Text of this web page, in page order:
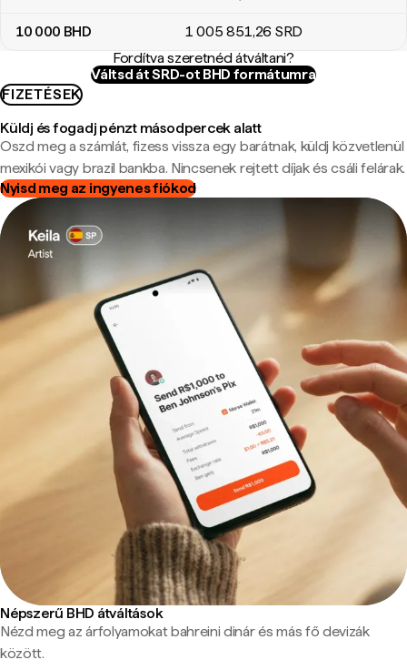
10 000 BHD 1 005 851,26 SRD
Fordítva szeretnéd átváltani?
Váltsd át SRD-ot BHD formátumra
FIZETÉSEK
Küldj és fogadj pénzt másodpercek alatt
Oszd meg a számlát, fizess vissza egy barátnak, küldj közvetlenül
mexikói vagy brazil bankba. Nincsenek rejtett díjak és csáli felárak.
Nyisd meg az ingyenes fiókod
Népszerű BHD átváltások
Nézd meg az árfolyamokat bahreini dinár és más fő devizák
között.